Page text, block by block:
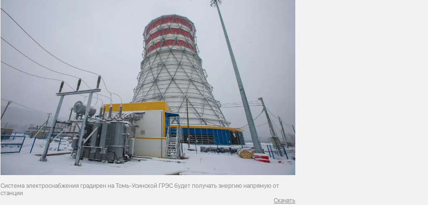
Система электроснабжения градирен на Томь-Усинской ГРЭС будет получать энергию напрямую от
станции
Скачать